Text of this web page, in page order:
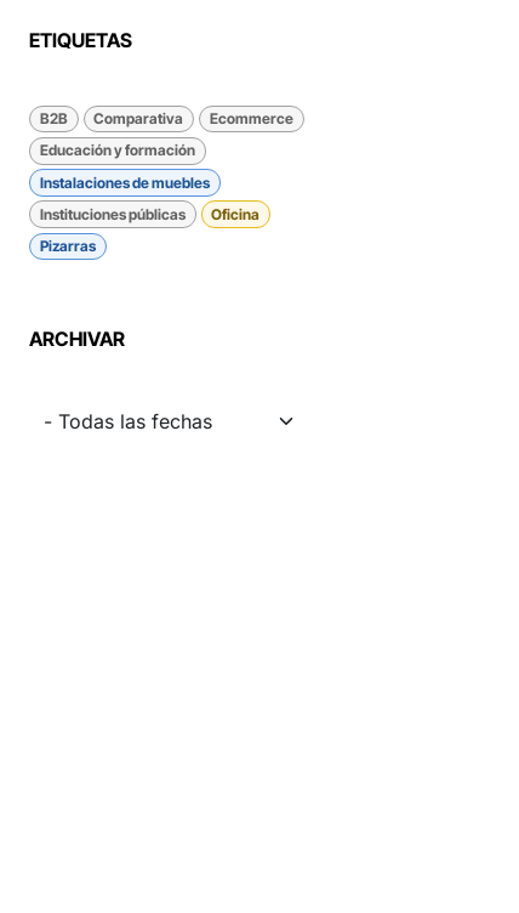
ETIQUETAS
B2B Comparativa
Ecommerce
Educación y formación
Instalaciones de muebles
Instituciones públicas
Oficina
Pizarras
ARCHIVAR